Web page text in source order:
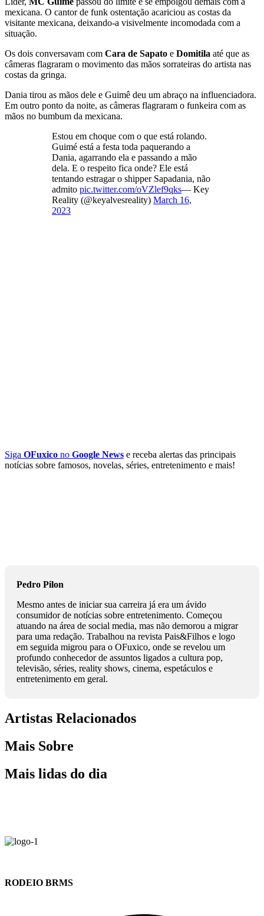
mexicana. O cantor de funk ostentação acariciou as costas da
visitante mexicana, deixando-a visivelmente incomodada com a
situação.
Os dois conversavam com Cara de Sapato e Domitila até que as
câmeras flagraram o movimento das mãos sorrateiras do artista nas
costas da gringa.
Dania tirou as mãos dele e Guimê deu um abraço na influenciadora.
Em outro ponto da noite, as câmeras flagraram o funkeira com as
mãos no bumbum da mexicana.
Estou em choque com o que está rolando.
Guimé está a festa toda paquerando a
Dania, agarrando ela e passando a mão
dela. E o respeito fica onde? Ele está
tentando estragar o shipper Sapadania, não
admito pic.twitter.com/oVZlef9qks— Key
Reality (@keyalvesreality) March 16,
2023
Siga OFuxico no Google News e receba alertas das principais
notícias sobre famosos, novelas, séries, entretenimento e mais!
Pedro Pilon
Mesmo antes de iniciar sua carreira já era um ávido
consumidor de notícias sobre entretenimento. Começou
atuando na área de social media, mas não demorou a migrar
para uma redação. Trabalhou na revista Pais&Filhos e logo
em seguida migrou para o OFuxico, onde se revelou um
profundo conhecedor de assuntos ligados a cultura pop,
televisão, séries, reality shows, cinema, espetáculos e
entretenimento em geral.
Artistas Relacionados
Mais Sobre
Mais lidas do dia
RODEIO BRMS